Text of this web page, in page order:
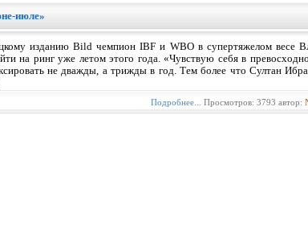
июле»
изданию Bild чемпион IBF и WBO в супертяжелом весе
на ринг уже летом этого года. «Чувствую себя в
не дважды, а трижды в год. Тем более что Султан
Подробнее... Просмотров: 3793 автор: